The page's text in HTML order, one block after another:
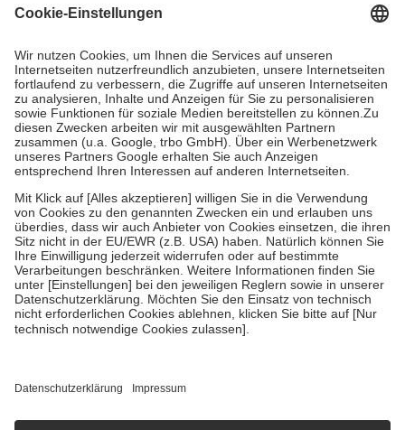
Grundsätzlich leisten Mitglieder Zuzahlungen in Höhe von zehn
höchstens zehn Euro.
Es sind jedoch nie mehr als die tatsächlichen
Kosten der Leistung zu entrichten.
Diese Regeln gelten grundsätzlich auch für Online-Apotheken.
Bei Heilmitteln und häuslicher Krankenpflege beträgt die
Zuzahlung zehn Prozent der Kosten sowie zehn Euro je
Verordnung.
Um das Engagement der Versicherten für ihre eigene Gesundheit zu
stärken und die besondere Stellung der Familie zu unterstützen,
fallenkeine Zuzahlungenan bei:
• Kindern und Jugendlichen bis zum vollendeten 18. Lebensjahr
mit Ausnahme der Fahrkosten
• Untersuchungen zur Vorsorge und Früherkennung, die von der
GKV getragen werden
• empfohlenen Schutzimpfungen
• Harn- und Blutteststreifen
getroffen, um sicherzustellen, dass es sich um echte Bewertungen
https://help.etrusted.com/hc/de/articles/4419944605341